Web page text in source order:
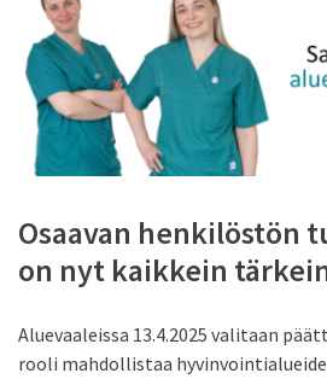
Osaavan henkilöstön
on nyt kaikkein
Aluevaaleissa 13.4.2025 valitaan
rooli mahdollistaa